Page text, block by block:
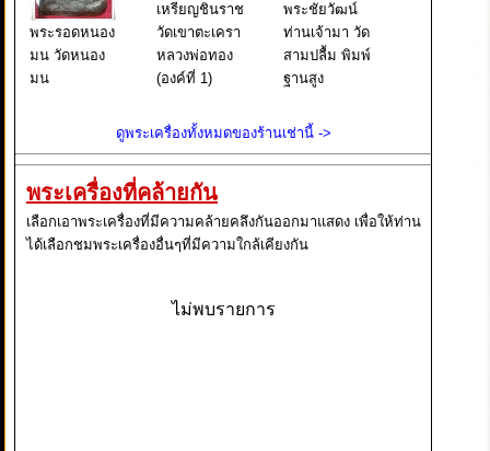
พระรอดหนอง
มน วัดหนอง
มน
เหรียญชินราช
วัดเขาตะเครา
หลวงพ่อทอง
(องค์ที่ 1)
พระชัยวัฒน์
ท่านเจ้ามา วัด
สามปลื้ม พิมพ์
ฐานสูง
ดูพระเครื่องทั้งหมดของร้านเช่านี้ ->
พระเครื่องที่คล้ายกัน
เลือกเอาพระเครื่องที่มีความคล้ายคลึงกันออกมาแสดง เพื่อให้ท่าน
ได้เลือกชมพระเครื่องอื่นๆที่มีความใกล้เคียงกัน
ไม่พบรายการ